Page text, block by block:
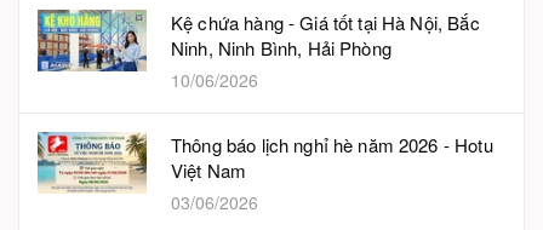
Kệ chứa hàng - Giá tốt tại Hà Nội, Bắc
Ninh, Ninh Bình, Hải Phòng
10/06/2026
Thông báo lịch nghỉ hè năm 2026 - Hotu
Việt Nam
03/06/2026